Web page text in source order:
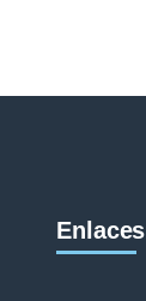
Enlaces